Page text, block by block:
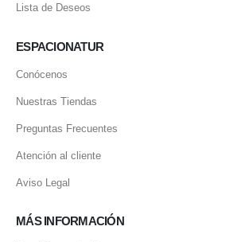
Lista de Deseos
ESPACIONATUR
Conócenos
Nuestras Tiendas
Preguntas Frecuentes
Atención al cliente
Aviso Legal
MÁS INFORMACIÓN